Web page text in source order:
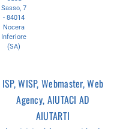
Sasso, 7
- 84014
Nocera
Inferiore
(SA)
ISP, WISP, Webmaster, Web
Agency, AIUTACI AD
AIUTARTI